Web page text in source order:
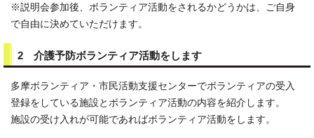
※説明会参加後、ボランティア活動をされるかどうかは、ご自身
で自由に決めていただけます。
2 介護予防ボランティア活動をします
多摩ボランティア・市民活動支援センターでボランティアの受入
登録をしている施設とボランティア活動の内容を紹介します。
施設の受け入れが可能であればボランティア活動をします。